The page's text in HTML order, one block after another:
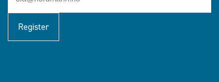
Register